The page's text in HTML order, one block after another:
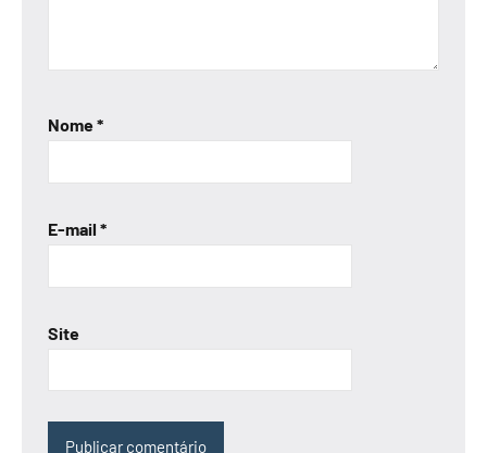
Nome*
E-mail *
Site